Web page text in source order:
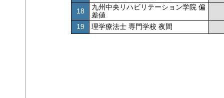
18
九州中央リハビリテーション学院 偏
差値
19
理学療法士 専門学校 夜間